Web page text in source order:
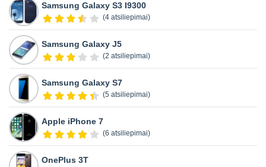
Samsung Galaxy S3 I9300
(4 atsiliepimai)
Samsung Galaxy J5
(2 atsiliepimai)
Samsung Galaxy S7
(5 atsiliepimai)
Apple iPhone 7
(6 atsiliepimai)
OnePlus 3T